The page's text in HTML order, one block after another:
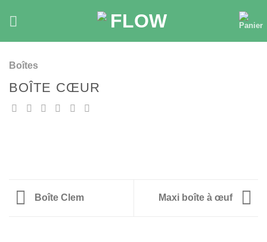
content
Boîtes
BOÎTE CŒUR
Boîte Clem Maxi boîte à œuf